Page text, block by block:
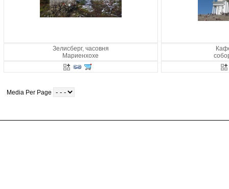
Зелисберг, часовня
Мариенхохе
Media Per Page